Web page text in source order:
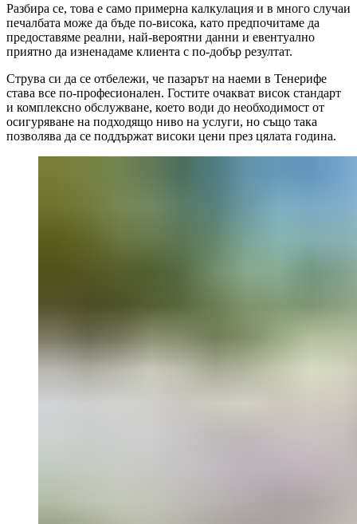
Разбира се, това е само примерна калкулация и в много случаи
печалбата може да бъде по-висока, като предпочитаме да
предоставяме реални, най-вероятни данни и евентуално
приятно да изненадаме клиента с по-добър резултат.
Струва си да се отбележи, че пазарът на наеми в Тенерифе
става все по-професионален. Гостите очакват висок стандарт
и комплексно обслужване, което води до необходимост от
осигуряване на подходящо ниво на услуги, но също така
позволява да се поддържат високи цени през цялата година.